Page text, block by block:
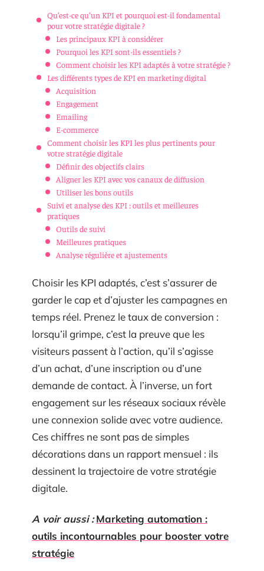
Qu’est-ce qu’un KPI et pourquoi est-il fondamental
pour votre stratégie digitale ?
Les principaux KPI à considérer
Pourquoi les KPI sont-ils essentiels ?
Comment choisir les KPI adaptés à votre stratégie ?
Les différents types de KPI en marketing digital
Acquisition
Engagement
Emailing
E-commerce
Comment choisir les KPI les plus pertinents pour
votre stratégie digitale
Définir des objectifs clairs
Aligner les KPI avec vos canaux de diffusion
Utiliser les bons outils
Suivi et analyse des KPI : outils et meilleures
pratiques
Outils de suivi
Meilleures pratiques
Analyse régulière et ajustements
Choisir les KPI adaptés, c’est s’assurer de
garder le cap et d’ajuster les campagnes en
temps réel. Prenez le taux de conversion :
lorsqu’il grimpe, c’est la preuve que les
visiteurs passent à l’action, qu’il s’agisse
d’un achat, d’une inscription ou d’une
demande de contact. À l’inverse, un fort
engagement sur les réseaux sociaux révèle
une connexion solide avec votre audience.
Ces chiffres ne sont pas de simples
décorations dans un rapport mensuel : ils
dessinent la trajectoire de votre stratégie
digitale.
A voir aussi : Marketing automation :
outils incontournables pour booster votre
stratégie